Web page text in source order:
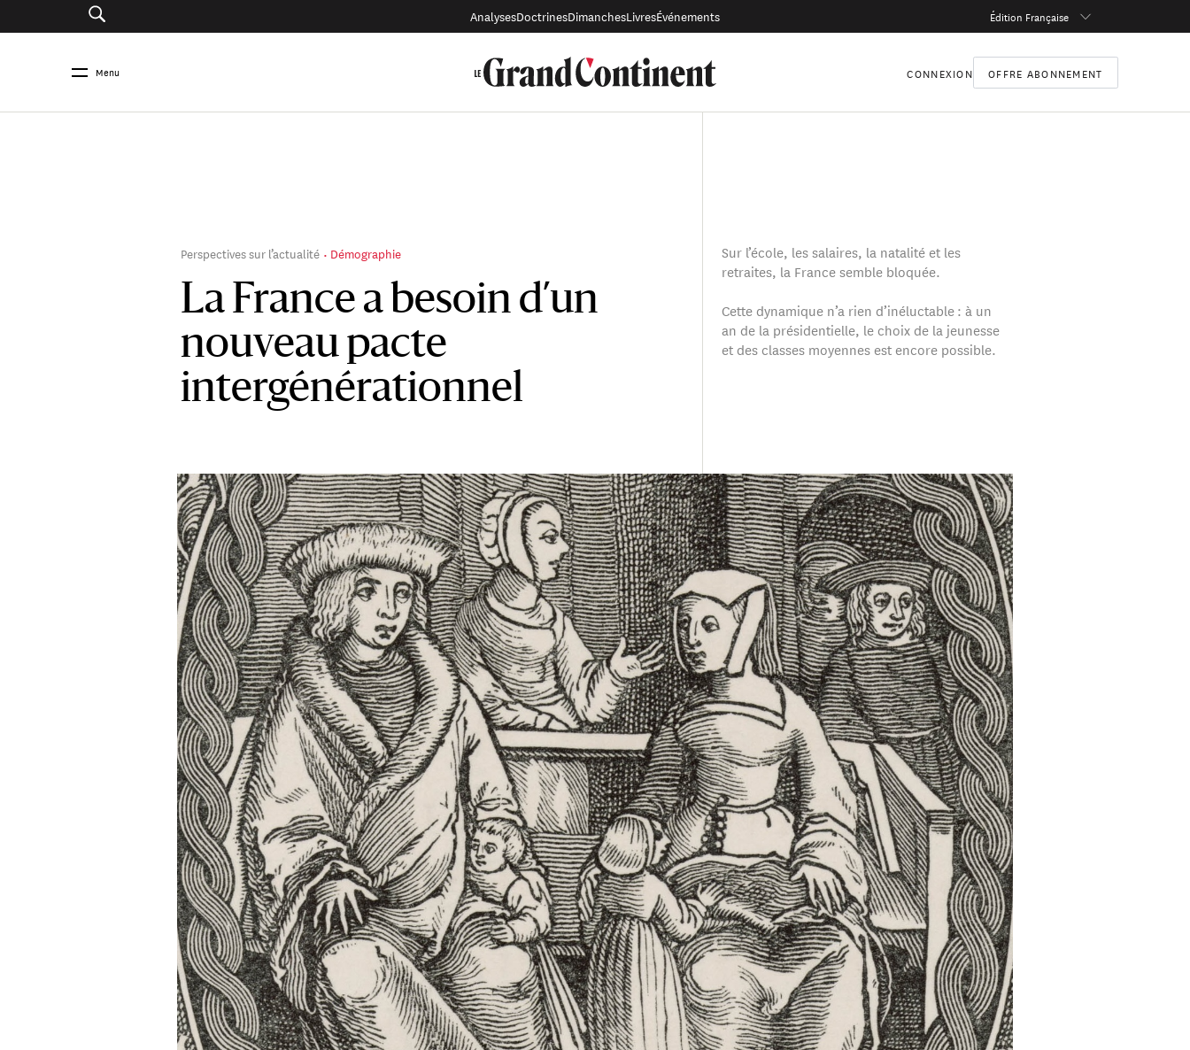
AnalysesDoctrinesDimanchesLivresÉvénements Édition Française
Menu CONNEXION OFFRE ABONNEMENT
La France a besoin d’un
nouveau pacte
intergénérationnel
Perspectives sur l’actualité Démographie
Sur l’école, les salaires, la natalité et les
retraites, la France semble bloquée.
Cette dynamique n’a rien d’inéluctable : à un
an de la présidentielle, le choix de la jeunesse
et des classes moyennes est encore possible.